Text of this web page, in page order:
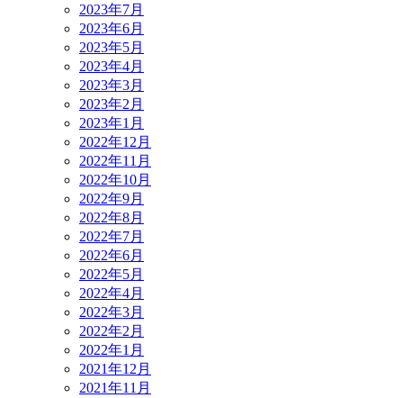
2023年7月
2023年6月
2023年5月
2023年4月
2023年3月
2023年2月
2023年1月
2022年12月
2022年11月
2022年10月
2022年9月
2022年8月
2022年7月
2022年6月
2022年5月
2022年4月
2022年3月
2022年2月
2022年1月
2021年12月
2021年11月